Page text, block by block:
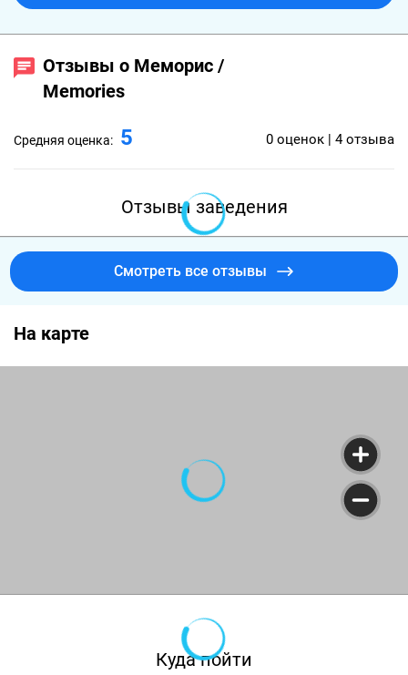
Отзывы о Меморис /
Memories
Средняя оценка: 5 0 оценок | 4 отзыва
Отзывы заведения
Смотреть все отзывы
На карте
Куда пойти